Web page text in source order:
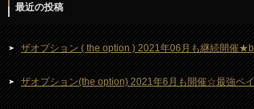
最近の投稿
ザオプション ( the option ) 2021年06月も継続開催
ザオプション(the option) 2021年6月も開催☆最強ペ